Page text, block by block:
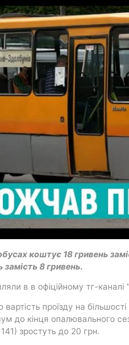
коштує 18 гривень
8 гривень.
в в офіційному тг-каналі
проїзду на
до кінця опалювального
зростуть до 20 грн.